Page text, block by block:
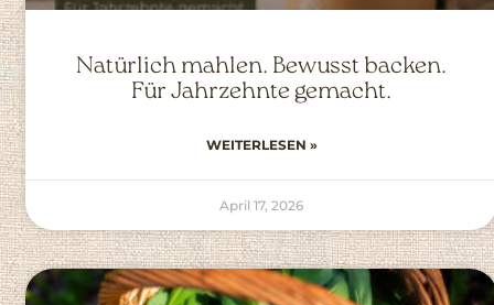
Natürlich mahlen. Bewusst backen.
Für Jahrzehnte gemacht.
WEITERLESEN »
April 17, 2026